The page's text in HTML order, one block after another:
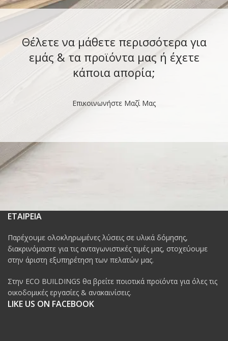
Θέλετε να μάθετε περισσότερα για
εμάς & τα προϊόντα μας ή έχετε
κάποια απορία;
Επικοινωνήστε Μαζί Μας
ΕΤΑΙΡΕΙΑ
Παρέχουμε ολοκληρωμένες λύσεις σε υλικά δόμησης,
διακρινόμαστε για τις ανταγωνιστικές τιμές μας, στοχεύουμε
στην άριστη εξυπηρέτηση των πελατών μας.
Στην ECO BUILDINGS θα βρείτε ποιοτικά προϊόντα για όλες τις
οικοδομικές εργασίες & ανακαινίσεις.
LIKE US ON FACEBOOK